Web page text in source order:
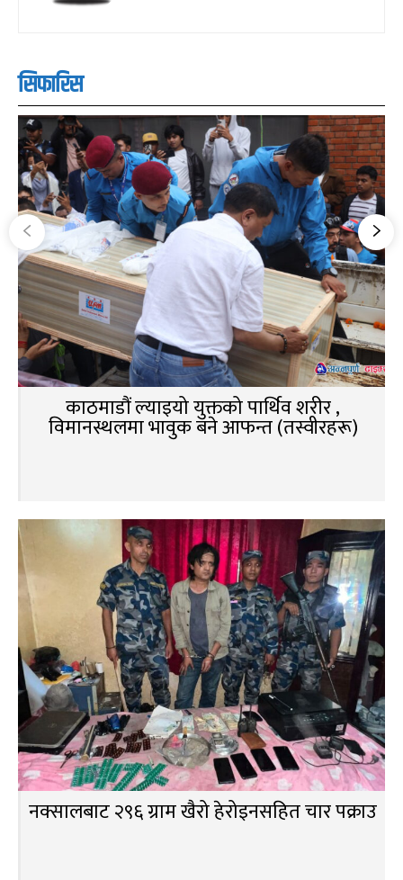
सिफारिस
काठमाडौं ल्याइयो युक्तको पार्थिव शरीर ,
विमानस्थलमा भावुक बने आफन्त (तस्वीरहरू)
नक्सालबाट २९६ ग्राम खैरो हेरोइनसहित चार पक्राउ